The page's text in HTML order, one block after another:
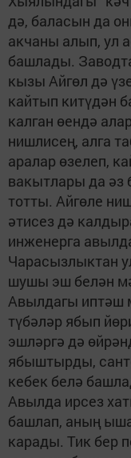
дә, баласын да
акчаны алып, ул
башлады.
кызы Айгөл дә
кайтып китүдән
калган өендә
нишлисең, алга
аралар өзелеп,
вакытлары да әз
тотты. Айгөле
әтисез дә
инженерга
Чарасызлыктан
шушы эш белән
Авылдагы иптәш
түбәләр ябып
эшләргә дә
ябыштырды,
кебек белә
Авылда ирсез
башлап, аның
карады. Тик бер